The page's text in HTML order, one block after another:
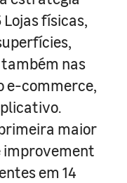
físicas,
nas
e-commerce,
maior
improvement
em 14